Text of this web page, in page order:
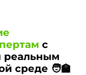
с
реальным
среде 🧑‍🏫